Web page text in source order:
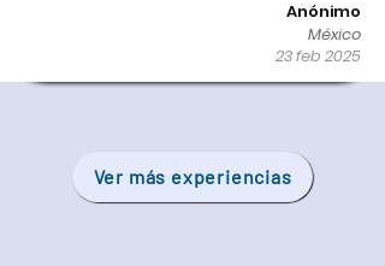
Anónimo
México
23 feb 2025
Ver más experiencias